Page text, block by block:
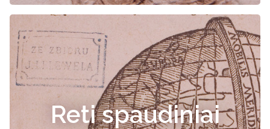
Reti spaudiniai